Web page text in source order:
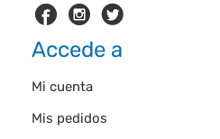
Accede a
Mi cuenta
Mis pedidos